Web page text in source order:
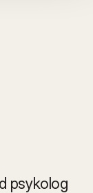
psykolog